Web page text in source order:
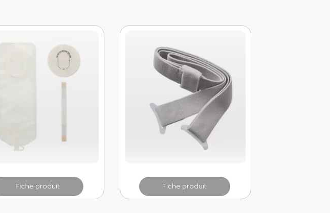
Fiche produit Fiche produit